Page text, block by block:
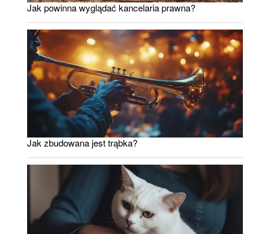
Jak powinna wyglądać kancelaria prawna?
Jak zbudowana jest trąbka?